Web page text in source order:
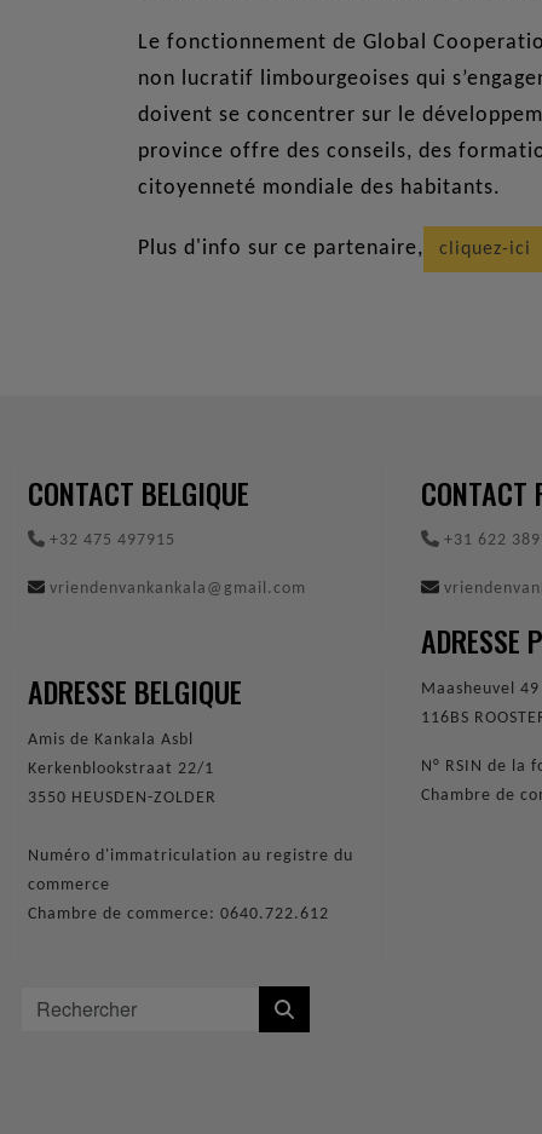
Le fonctionnement de Global
non lucratif limbourgeoises qui
doivent se concentrer sur le
province offre des conseils, des
citoyenneté mondiale des habitants.
Plus d'info sur ce partenaire, cliquez-ici
CONTACT BELGIQUE
+32 475 497915
vriendenvankankala@gmail.com
ADRESSE BELGIQUE
Amis de Kankala Asbl
Kerkenblookstraat 22/1
3550 HEUSDEN-ZOLDER
Numéro d'immatriculation au registre du
commerce
Chambre de commerce: 0640.722.612
CONTACT
+31 622
ADRESSE
Maasheuvel 49
116BS
N° RSIN de la
Chambre de